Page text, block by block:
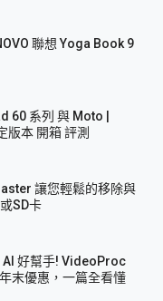
聯想 Yoga Book 9
60 系列 與 Moto |
本 開箱 評測
讓您輕鬆的移除與
SD卡
AI 好幫手! VideoProc
末優惠，一篇全看懂